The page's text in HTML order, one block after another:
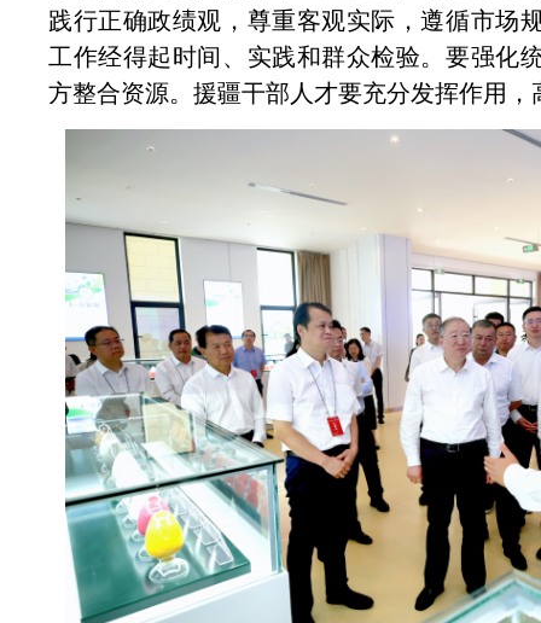
践行正确政绩观，尊重客观实际，遵循市场
工作经得起时间、实践和群众检验。要强化
方整合资源。援疆干部人才要充分发挥作用